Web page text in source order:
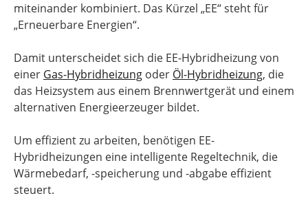
miteinander kombiniert. Das Kürzel „EE“ steht für
„Erneuerbare Energien“.
Damit unterscheidet sich die EE-Hybridheizung von
einer Gas-Hybridheizung oder Öl-Hybridheizung, die
das Heizsystem aus einem Brennwertgerät und einem
alternativen Energieerzeuger bildet.
Um effizient zu arbeiten, benötigen EE-
Hybridheizungen eine intelligente Regeltechnik, die
Wärmebedarf, -speicherung und -abgabe effizient
steuert.